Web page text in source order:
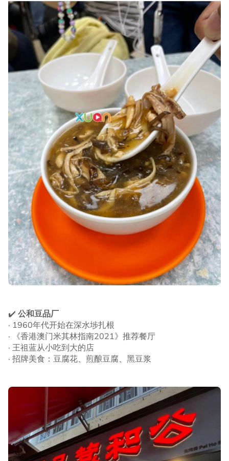
✔️ 公和豆品厂
· 1960年代开始在深水埗扎根
· 《香港澳门米其林指南2021》推荐餐厅
· 王祖蓝从小吃到大的店
· 招牌美食：豆腐花、煎酿豆腐、黑豆浆